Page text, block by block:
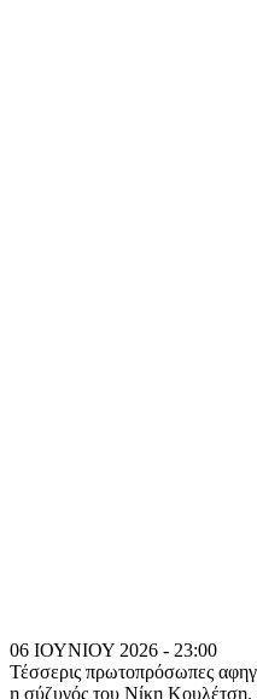
06 ΙΟΥΝΙΟΥ 2026 - 23:00
Τέσσερις πρωτοπρόσωπες
η σύζυγός του Νίκη Κουλέτση.